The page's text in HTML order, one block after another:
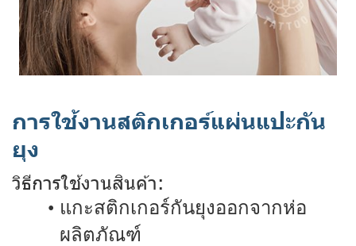
การใช้งานสติกเกอร์แผ่นแปะกัน
ยุง
วิธีการใช้งานสินค้า:
แกะสติกเกอร์กันยุงออกจากห่อ
ผลิตภัณฑ์